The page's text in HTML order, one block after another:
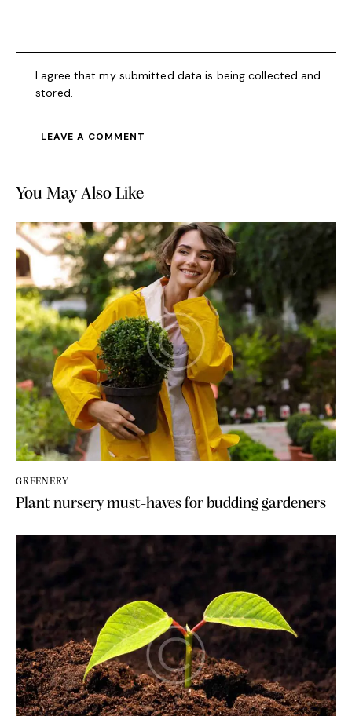
I agree that my submitted data is being collected and
stored.
You May Also Like
GREENERY
Plant nursery must-haves for budding gardeners